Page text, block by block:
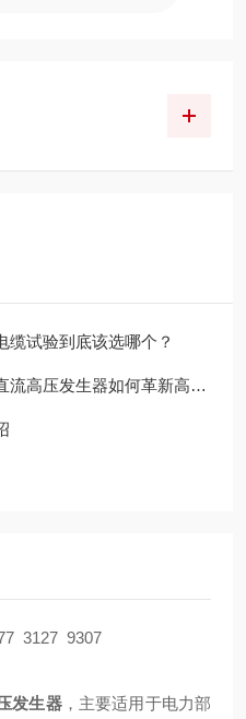
缆试验到底该选哪个？
压发生器如何革新高压试验？
3127 9307
发生器，主要适用于电力部